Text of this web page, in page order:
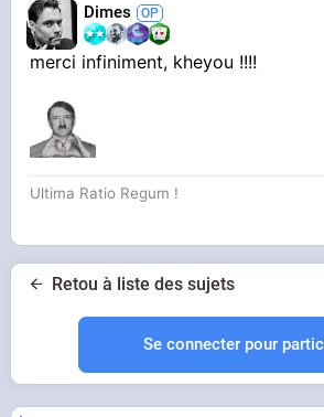
Dimes
merci infiniment, kheyou !!!!
Ultima Ratio Regum !
Retou à liste des sujets
Se connecter pour